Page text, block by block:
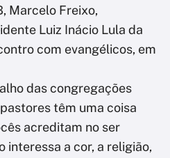
Marcelo Freixo,
Luiz Inácio Lula da
com evangélicos, em
das congregações
têm uma coisa
acreditam no ser
interessa a cor, a religião,